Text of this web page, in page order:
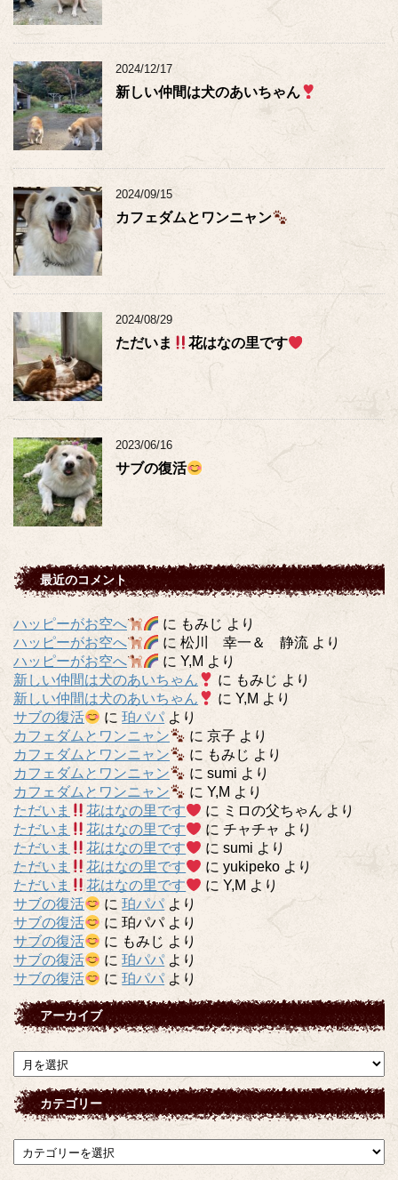
2024/12/17
新しい仲間は犬のあいちゃん
2024/09/15
カフェダムとワンニャン
2024/08/29
ただいま 花はなの里です
2023/06/16
サブの復活
最近のコメント
ハッピーがお空へ に もみじ より
ハッピーがお空へ
に松川 幸一＆ 静流 より
ハッピーがお空へ
にY,M より
新しい仲間は犬のあいちゃん
に もみじ より
新しい仲間は犬のあいちゃん
にY,M より
サブの復活
に珀パパ より
カフェダムとワンニャン
に京子 より
カフェダムとワンニャン
に もみじ より
カフェダムとワンニャン
にsumi より
カフェダムとワンニャン
にY,M より
ただいま
花はなの里です に ミロの父ちゃん より
ただいま
花はなの里です にチャチャ より
ただいま
花はなの里です にsumi より
ただいま
花はなの里です にyukipeko より
ただいま
花はなの里です にY,M より
サブの復活
に珀パパ より
サブの復活
に珀パパより
サブの復活
に もみじ より
サブの復活
に珀パパ より
サブの復活
に珀パパ より
アーカイブ
ア
ー
カ
イ
カテゴリー
テ